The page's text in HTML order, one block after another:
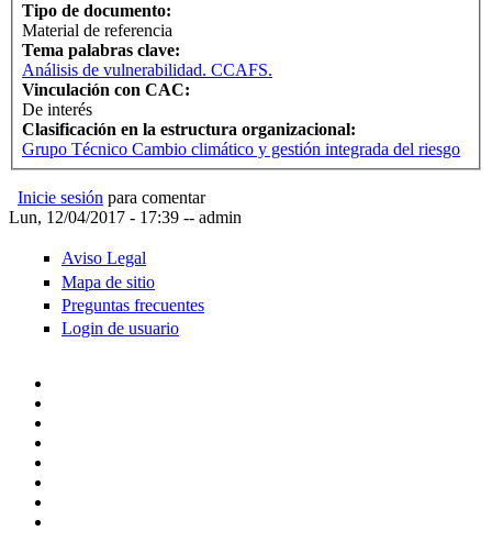
Tipo de documento:
Material de referencia
Tema palabras clave:
Análisis de vulnerabilidad. CCAFS.
Vinculación con CAC:
De interés
Clasificación en la estructura organizacional:
Grupo Técnico Cambio climático y gestión integrada del riesgo
Inicie sesión para comentar
Lun, 12/04/2017 - 17:39 -- admin
Aviso Legal
Mapa de sitio
Preguntas frecuentes
Login de usuario